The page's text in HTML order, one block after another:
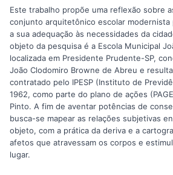
Este trabalho propõe uma reflexão sobre
conjunto arquitetônico escolar
a sua adequação às necessidades da
objeto da pesquisa é a Escola Municipal
localizada em Presidente Prudente-SP,
João Clodomiro Browne de Abreu e
contratado pelo IPESP (Instituto de
1962, como parte do plano de ações
Pinto. A fim de aventar potências de
busca-se mapear as relações subjetivas
objeto, com a prática da deriva e a
afetos que atravessam os corpos e
lugar.